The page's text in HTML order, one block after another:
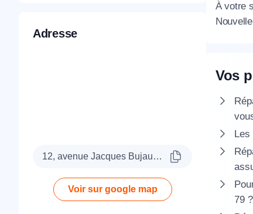
Adresse
12, avenue Jacques Bujault, 79000 Niort
Voir sur google map
À votre
Vos
Les
79 ?